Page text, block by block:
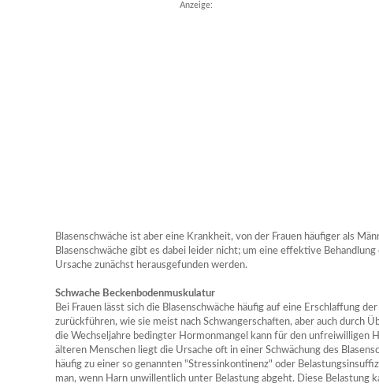
Anzeige:
Blasenschwäche ist aber eine Krankheit, von der Frauen häufiger als
Blasenschwäche gibt es dabei leider nicht; um eine effektive
Ursache zunächst herausgefunden werden.
Schwache Beckenbodenmuskulatur
Bei Frauen lässt sich die Blasenschwäche häufig auf eine Erschlaffung
zurückführen, wie sie meist nach Schwangerschaften, aber auch durch
die Wechseljahre bedingter Hormonmangel kann für den unfreiwilligen
älteren Menschen liegt die Ursache oft in einer Schwächung des
häufig zu einer so genannten "Stressinkontinenz" oder
man, wenn Harn unwillentlich unter Belastung abgeht. Diese Belastung